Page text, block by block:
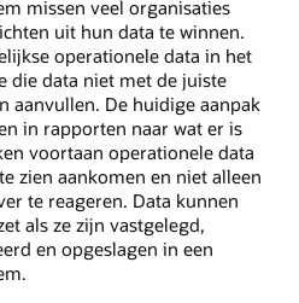
missen veel organisaties
uit hun data te winnen.
operationele data in het
die data niet met de juiste
aanvullen. De huidige aanpak
in rapporten naar wat er is
voortaan operationele data
zien aankomen en niet alleen
te reageren. Data kunnen
als ze zijn vastgelegd,
en opgeslagen in een